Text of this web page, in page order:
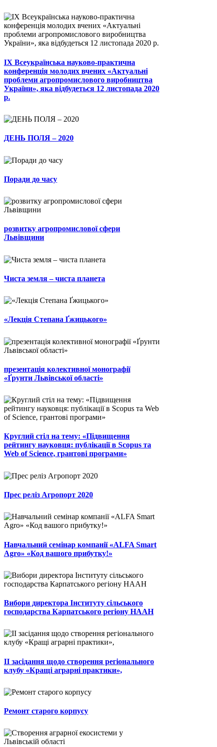
ІХ Всеукраїнська науково-практична
конференція молодих вчених «Актуальні
проблеми агропромислового виробництва
України», яка відбудеться 12 листопада 2020
р.
ДЕНЬ ПОЛЯ – 2020
Поради до часу
розвитку агропромислової сфери
Львівщини
Чиста земля – чиста планета
«Лекція Степана Ґжицького»
презентація колективної монографії
«Ґрунти Львівської області»
Круглий стіл на тему: «Підвищення
рейтингу науковця: публікації в Scopus та
Web of Science, грантові програми»
Прес реліз Агропорт 2020
Навчальний семінар компанії «ALFA Smart
Agro» «Код вашого прибутку!»
Вибори директора Інституту сільського
господарства Карпатського регіону НААН
ІІ засідання щодо створення регіонального
клубу «Кращі аграрні практики»,
Ремонт старого корпусу